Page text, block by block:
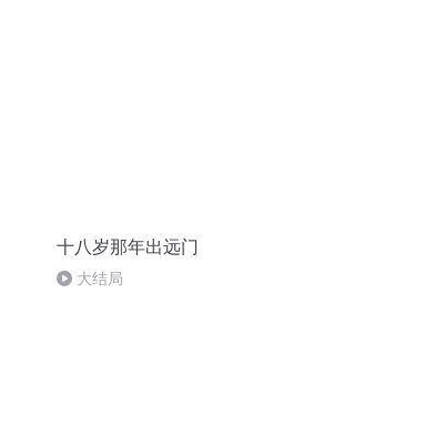
十八岁那年出远门
大结局